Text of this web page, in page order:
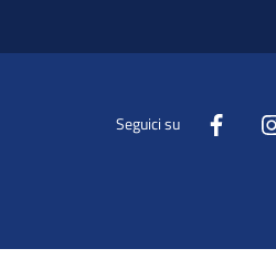
Seguici su